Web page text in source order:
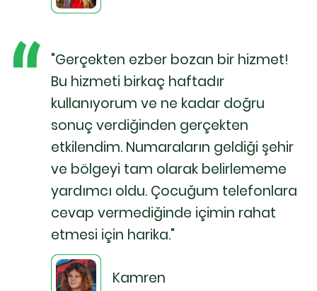
"Gerçekten ezber bozan bir hizmet!
Bu hizmeti birkaç haftadır
kullanıyorum ve ne kadar doğru
sonuç verdiğinden gerçekten
etkilendim. Numaraların geldiği şehir
ve bölgeyi tam olarak belirlememe
yardımcı oldu. Çocuğum telefonlara
cevap vermediğinde içimin rahat
etmesi için harika."
Kamren